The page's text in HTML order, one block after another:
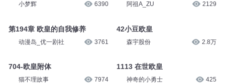
小梦辉 6390
第194章 欧皇的自我修养
动漫岛_优一剧社 3761
704-欧皇附体
猫不理故事 7974
阿祖A_ZU 2129
42小豆欧皇
森宇股份 2.8万
1113 在世欧皇
神奇的小勇士 425